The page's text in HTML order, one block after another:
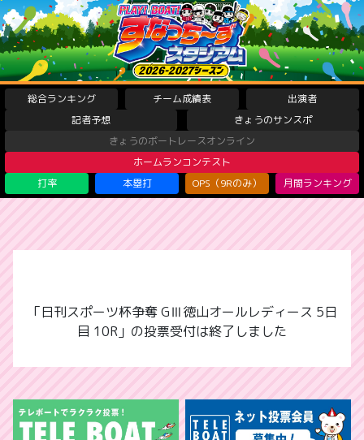
総合ランキング チーム成績表
出演者
記者予想
きょうのサンスポ
きょうのボートレースオンライン
ホームランコンテスト
打率
本塁打 OPS（9Rのみ） 月間ランキング
「日刊スポーツ杯争奪 GⅢ徳山オールレディース 5日
目 10R」の投票受付は終了しました